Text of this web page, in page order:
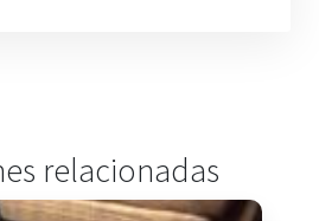
relacionadas